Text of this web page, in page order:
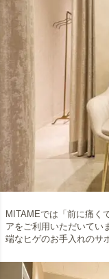
MITAMEでは「前に痛く
アをご利用いただいてい
端なヒゲのお手入れのサ